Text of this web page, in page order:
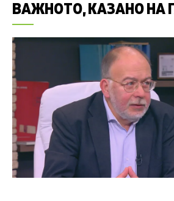
ВАЖНОТО, КАЗАНО НА